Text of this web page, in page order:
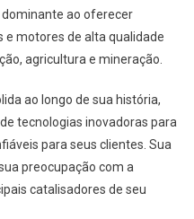
ao oferecer
motores de alta qualidade
agricultura e mineração.
ao longo de sua história,
tecnologias inovadoras para
para seus clientes. Sua
preocupação com a
catalisadores de seu